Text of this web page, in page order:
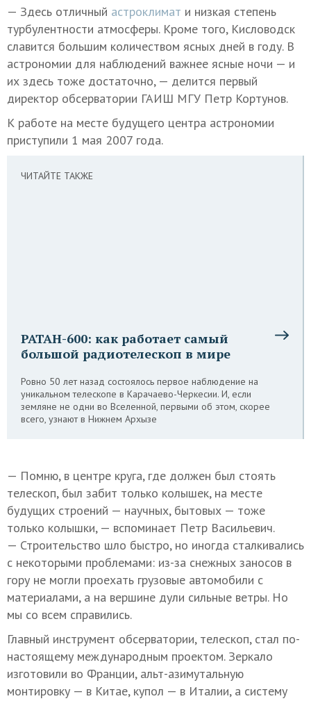
— Здесь отличный астроклимат и низкая степень
турбулентности атмосферы. Кроме того, Кисловодск
славится большим количеством ясных дней в году. В
астрономии для наблюдений важнее ясные ночи — и
их здесь тоже достаточно, — делится первый
директор обсерватории ГАИШ МГУ Петр Кортунов.
К работе на месте будущего центра астрономии
приступили 1 мая 2007 года.
ЧИТАЙТЕ ТАКЖЕ
РАТАН-600: как работает самый
большой радиотелескоп в мире
Ровно 50 лет назад состоялось первое наблюдение на
уникальном телескопе в Карачаево-Черкесии. И, если
земляне не одни во Вселенной, первыми об этом, скорее
всего, узнают в Нижнем Архызе
— Помню, в центре круга, где должен был стоять
телескоп, был забит только колышек, на месте
будущих строений — научных, бытовых — тоже
только колышки, — вспоминает Петр Васильевич.
— Строительство шло быстро, но иногда сталкивались
с некоторыми проблемами: из-за снежных заносов в
гору не могли проехать грузовые автомобили с
материалами, а на вершине дули сильные ветры. Но
мы со всем справились.
Главный инструмент обсерватории, телескоп, стал по-
настоящему международным проектом. Зеркало
изготовили во Франции, альт-азимутальную
монтировку — в Китае, купол — в Италии, а систему